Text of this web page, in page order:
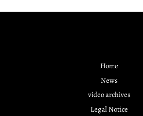
Home
News
video archives
Legal Notice